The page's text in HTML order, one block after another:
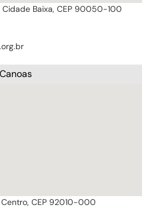
Cidade Baixa, CEP 90050-100
Canoas
CEP 92010-000